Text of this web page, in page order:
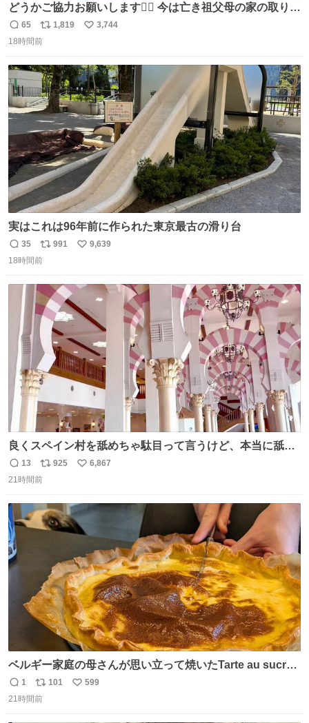
どうかご協力お願いします🙇‍♂️ 今は亡き祖父母の家の取り壊
しが決まり、どうしても処分して欲しくない食器棚と机の
引き取り手を探しております この2つは私の祖母が当初一
さで亡くなりましたが、この家具達をとても大切にしてお
りました 続く↓
返
信
65
リ
ポ
ト
数
1,819
い
数
3,744
18時間前
実はこれは96年前に作られた東京最古の滑り台
返
信
35
リ
ポ
ト
数
991
い
9,639
18時間前
良くスペイン村を舐めちゃ駄目って言うけど、本当に舐め
ちゃ行けないのはスペィン村ホテル🏛🏨 だってロビーから
中庭抜けるだけでこの有様🤩 ディズニーホテル泊まってる
ニャは益々素晴らしい場所になってる
返
信
13
リ
ポ
ト
数
925
い
数
6,867
21時間前
ベルギー家庭の母さんが思い立って焼いたTarte au sucre
は「砂糖のケーキ」。パイ生地に砂糖をたっぷり振りか
け、クリームと卵の液を注いで焼くだけ。溶けた砂糖はね
返
信
1
リ
ポ
101
い
599
21時間前